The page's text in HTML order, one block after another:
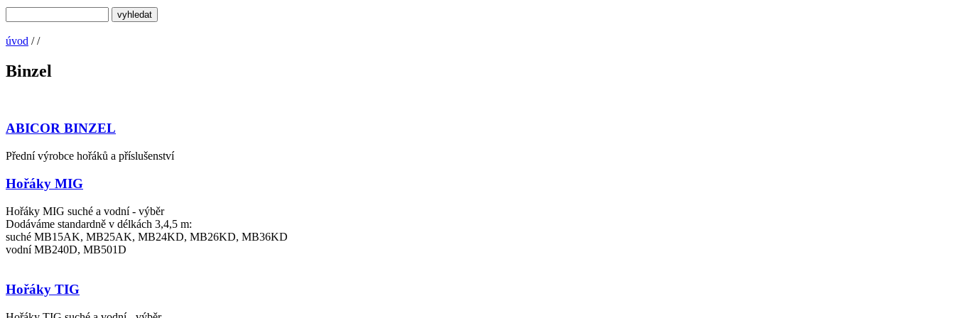
úvod //
Binzel
ABICOR BINZEL
Přední výrobce hořáků a příslušenství
Hořáky MIG
Hořáky MIG suché a vodní - výběr
Dodáváme standardně v délkách 3,4,5 m:
suché MB15AK, MB25AK, MB24KD, MB26KD, MB36KD
vodní MB240D, MB501D
Hořáky TIG